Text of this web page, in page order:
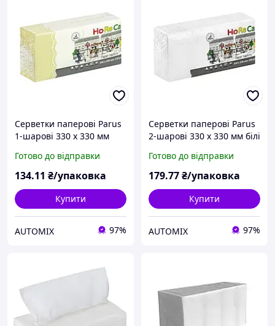
Серветки паперові Parus
1-шарові 330 х 330 мм
Готово до відправки
134.11 ₴/упаковка
Купити
AUTOMIX 97%
Серветки паперові Parus
2-шарові 330 х 330 мм білі
Готово до відправки
179.77₴/упаковка
Купити
AUTOMIX 97%